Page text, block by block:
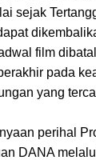
sejak
film
pada
yang
perihal
DANA